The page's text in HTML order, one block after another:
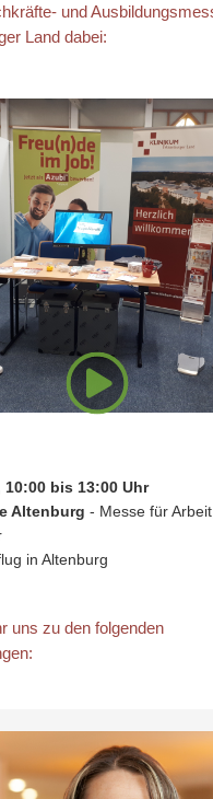
und
Land dabei:
10:00 bis 13:00 Uhr
Altenburg - Messe für
in Altenburg
uns zu den folgenden